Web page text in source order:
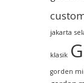
jakarta
klasik
gorden